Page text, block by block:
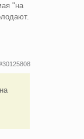
"на